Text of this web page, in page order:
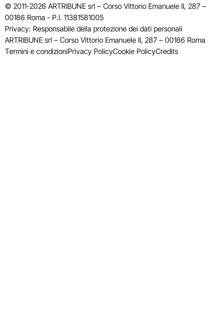
© 2011-2026 ARTRIBUNE srl – Corso Vittorio Emanuele II, 287 –
00186 Roma - P.I. 11381581005
Privacy: Responsabile della protezione dei dati personali
ARTRIBUNE srl – Corso Vittorio Emanuele II, 287 – 00186 Roma
Termini e condizioniPrivacy PolicyCookie PolicyCredits